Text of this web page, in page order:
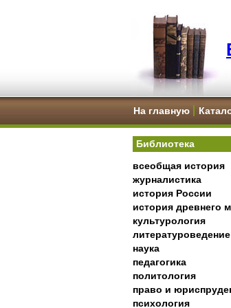
На главную
Библиотека
всеобщая история
журналистика
история России
история древнего
культурология
литературоведение
наука
педагогика
политология
право и
психология